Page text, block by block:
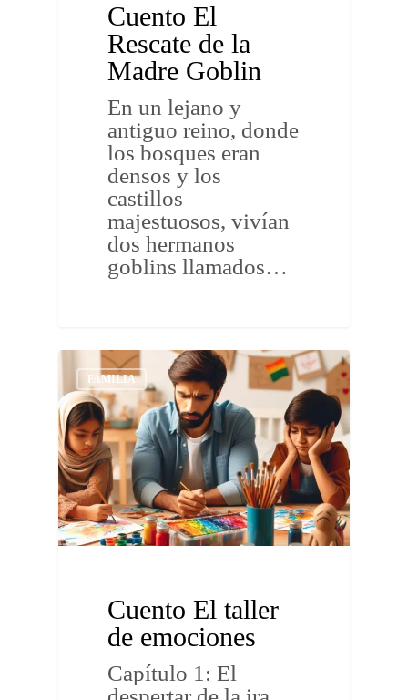
Cuento El
Rescate de la
Madre Goblin
En un lejano y
antiguo reino, donde
los bosques eran
densos y los
castillos
majestuosos, vivían
dos hermanos
goblins llamados…
FAMILIA
Cuento El taller
de emociones
Capítulo 1: El